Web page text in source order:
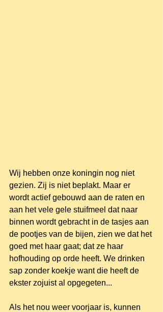
Wij hebben onze koningin nog niet
gezien. Zij is niet beplakt. Maar er
wordt actief gebouwd aan de raten en
aan het vele gele stuifmeel dat naar
binnen wordt gebracht in de tasjes aan
de pootjes van de bijen, zien we dat het
goed met haar gaat; dat ze haar
hofhouding op orde heeft. We drinken
sap zonder koekje want die heeft de
ekster zojuist al opgegeten...
Als het nou weer voorjaar is, kunnen